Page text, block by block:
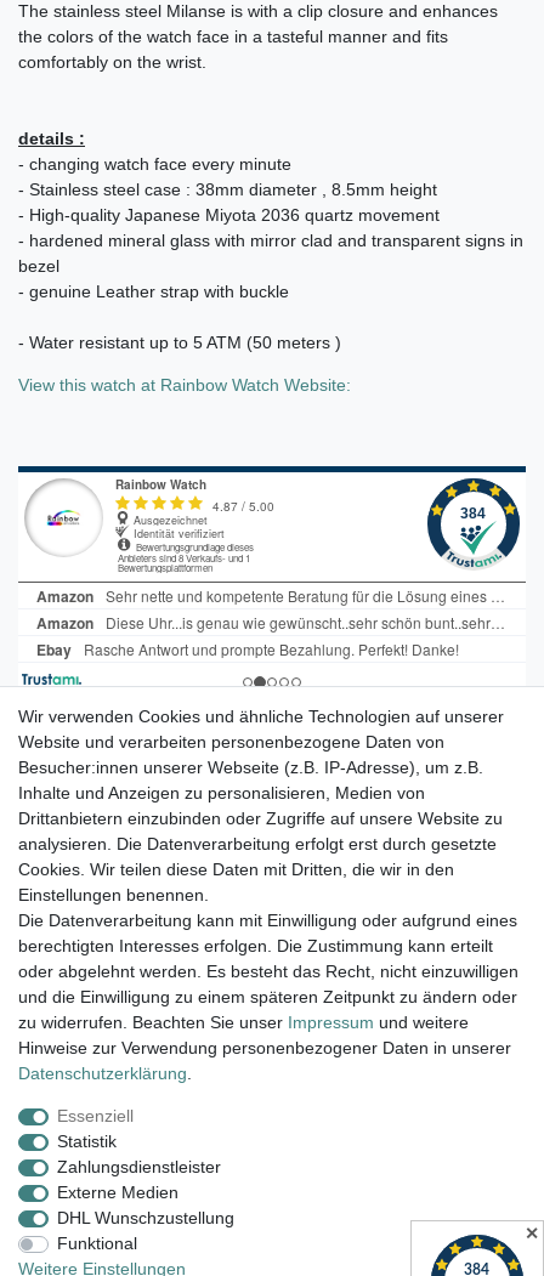
The stainless steel Milanse is with a clip closure and enhances
the colors of the watch face in a tasteful manner and fits
comfortably on the wrist.
details :
- changing watch face every minute
- Stainless steel case : 38mm diameter , 8.5mm height
- High-quality Japanese Miyota 2036 quartz movement
- hardened mineral glass with mirror clad and transparent signs in
bezel
- genuine Leather strap with buckle
- Water resistant up to 5 ATM (50 meters )
View this watch at Rainbow Watch Website:
Tauchen Sie ein in die faszinierende
Welt der Farbuhren von Paul
Heimbach.
Viel Spaß beim Stöbern.
Versand innerhalb 24h, außer am WE.
14 Tage Rückgaberecht
Versandkostenfrei ab 100€ in D
Armbanduhr Damen, Armbanduhr Herren,
Impressum
Wir verwenden Cookies und ähnliche Technologien auf unserer
Website und verarbeiten personenbezogene Daten von
Besucher:innen unserer Webseite (z.B. IP-Adresse), um z.B.
Inhalte und Anzeigen zu personalisieren, Medien von
Drittanbietern einzubinden oder Zugriffe auf unsere Website zu
analysieren. Die Datenverarbeitung erfolgt erst durch gesetzte
Cookies. Wir teilen diese Daten mit Dritten, die wir in den
Einstellungen benennen.
Die Datenverarbeitung kann mit Einwilligung oder aufgrund eines
berechtigten Interesses erfolgen. Die Zustimmung kann erteilt
oder abgelehnt werden. Es besteht das Recht, nicht einzuwilligen
und die Einwilligung zu einem späteren Zeitpunkt zu ändern oder
zu widerrufen. Beachten Sie unser Impressum und weitere
Hinweise zur Verwendung personenbezogener Daten in unserer
Daten­schutz­erklärung
Essenziell
Statistik
Zahlungsdienstleister
Externe Medien
DHL Wunschzustellung
Funktional
Weitere Einstellungen
✕